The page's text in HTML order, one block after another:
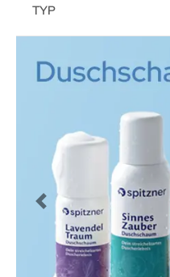
TYP
Previous